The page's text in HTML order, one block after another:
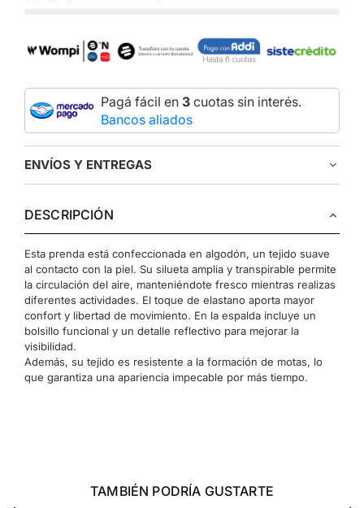
Pagá fácil en 3 cuotas sin interés.
Bancos aliados
ENVÍOS Y ENTREGAS
DESCRIPCIÓN
Esta prenda está confeccionada en algodón, un tejido suave
al contacto con la piel. Su silueta amplia y transpirable permite
la circulación del aire, manteniéndote fresco mientras realizas
diferentes actividades. El toque de elastano aporta mayor
confort y libertad de movimiento. En la espalda incluye un
bolsillo funcional y un detalle reflectivo para mejorar la
visibilidad.
Además, su tejido es resistente a la formación de motas, lo
que garantiza una apariencia impecable por más tiempo.
TAMBIÉN PODRÍA GUSTARTE